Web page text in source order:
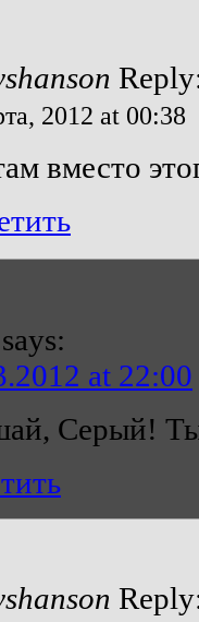
2012 at 00:38
вместо
says:
at 22:00
Серый! Ты